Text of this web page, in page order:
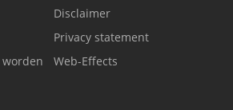
Disclaimer
Privacy statement
Web-Effects